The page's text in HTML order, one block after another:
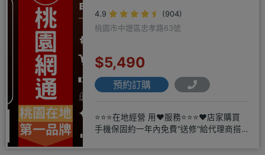
4.9
(904)
桃園市中壢區忠孝路63號
$5,490
預約訂購
⭐⭐⭐在地經營 用❤️服務⭐⭐⭐❤️店家購買
手機保固約一年內免費"送修"給代理商搭